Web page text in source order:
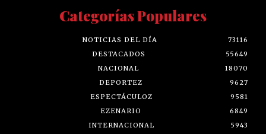
Categorías Populares
NOTICIAS DEL DÍA
73116
DESTACADOS
55649
NACIONAL
18070
DEPORTEZ
9627
ESPECTÁCULOZ
9581
EZENARIO
6849
INTERNACIONAL
5943